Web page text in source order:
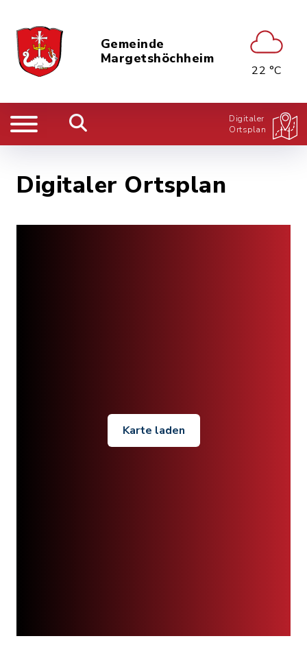
Gemeinde
Margetshöchheim
22 °C
Digitaler
Ortsplan
Digitaler Ortsplan
Karte laden